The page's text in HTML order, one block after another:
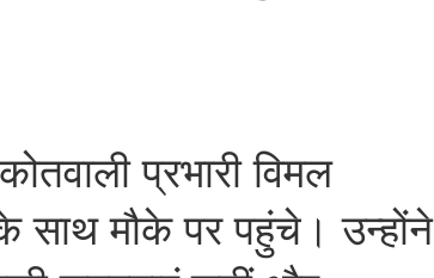
प्रभारी विमल
साथ मौके पर पहुंचे। उन्होंने